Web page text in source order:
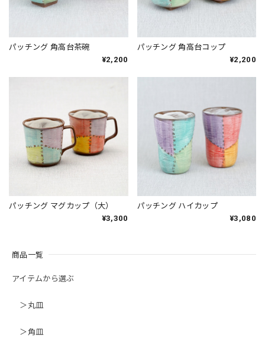
商品一覧
アイテムから選ぶ
＞丸皿
＞角皿
パッチング 角高台茶碗
¥2,200
パッチング 角高台コップ
¥2,200
パッチング マグカップ（大）
¥3,300
パッチング ハイカップ
¥3,080